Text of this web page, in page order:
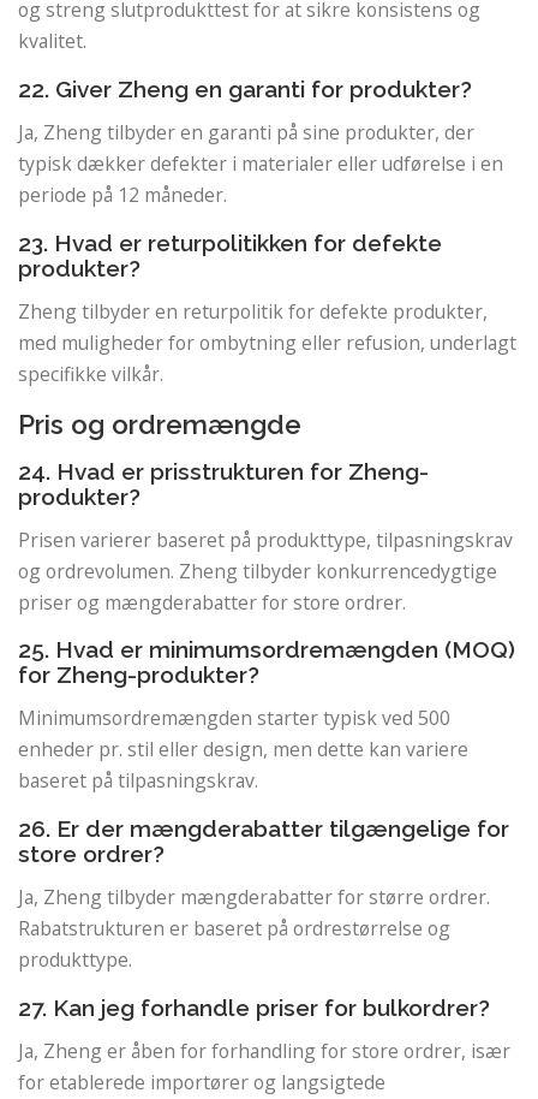
og streng slutprodukttest for at sikre konsistens og
kvalitet.
22. Giver Zheng en garanti for produkter?
Ja, Zheng tilbyder en garanti på sine produkter, der
typisk dækker defekter i materialer eller udførelse i en
periode på 12 måneder.
23. Hvad er returpolitikken for defekte
produkter?
Zheng tilbyder en returpolitik for defekte produkter,
med muligheder for ombytning eller refusion, underlagt
specifikke vilkår.
Pris og ordremængde
24. Hvad er prisstrukturen for Zheng-
produkter?
Prisen varierer baseret på produkttype, tilpasningskrav
og ordrevolumen. Zheng tilbyder konkurrencedygtige
priser og mængderabatter for store ordrer.
25. Hvad er minimumsordremængden (MOQ)
for Zheng-produkter?
Minimumsordremængden starter typisk ved 500
enheder pr. stil eller design, men dette kan variere
baseret på tilpasningskrav.
26. Er der mængderabatter tilgængelige for
store ordrer?
Ja, Zheng tilbyder mængderabatter for større ordrer.
Rabatstrukturen er baseret på ordrestørrelse og
produkttype.
27. Kan jeg forhandle priser for bulkordrer?
Ja, Zheng er åben for forhandling for store ordrer, især
for etablerede importører og langsigtede